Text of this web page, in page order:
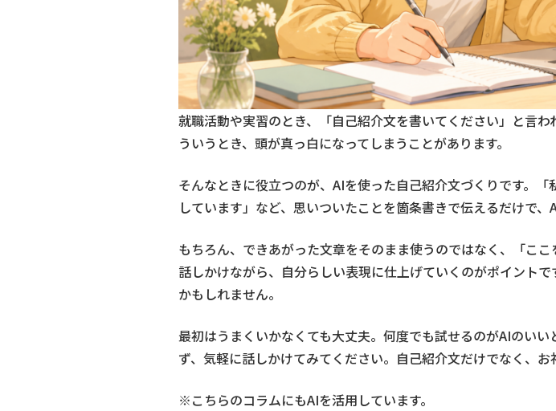
就職活動や実習のとき、「自己紹介文を書いてください」と言
ういうとき、頭が真っ白になってしまうことがあります。
そんなときに役立つのが、AIを使った自己紹介文づくりです。
しています」など、思いついたことを箇条書きで伝えるだけで、
もちろん、できあがった文章をそのまま使うのではなく、「こ
話しかけながら、自分らしい表現に仕上げていくのがポイント
かもしれません。
最初はうまくいかなくても大丈夫。何度でも試せるのがAIのい
ず、気軽に話しかけてみてください。自己紹介文だけでなく、
※こちらのコラムにもAIを活用しています。